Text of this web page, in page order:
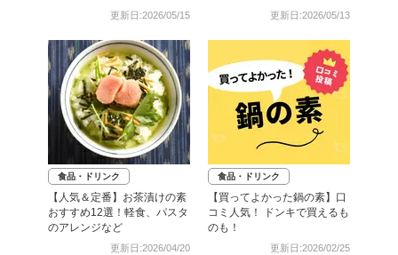
更新日:2026/05/15 更新日:2026/05/13
食品・ドリンク
【人気＆定番】お茶漬けの素
おすすめ12選！軽食、パスタ
のアレンジなど
更新日:2026/04/20
食品・ドリンク
【買ってよかった鍋の素】口
コミ人気！ ドンキで買えるも
のも！
更新日:2026/02/25